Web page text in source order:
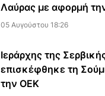
Λαύρας με αφορμή
05 Αυγούστου 18:26
Ιεράρχης της
επισκέφθηκε τη
την ΟΕΚ